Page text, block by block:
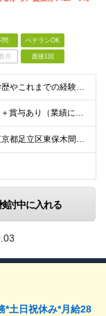
問 ベテランOK
月 面接1回
職種・業界未経験歓迎！ 学歴やこれまでの経験は一切問いません。40代以上のスタッフも多数活躍中です。 ■普通自動車免許をお持ちの方（AT限定可） 【以下のような方にピッタリ！】 ・自信をもってサー
月給33万円以上＋各種手当＋賞与あり（業績による） ※経験・年齢・能力などを考慮の上決定します。 ※上記には固定残業代を含みます。詳細の金額については面接でお話しします。 ※3ヶ月の試用期間がありま
足立区で働く／転勤なし 東京都足立区東保木間2-25-3 ┗ご依頼者の葬儀場所によっては直行直帰が可能です。 (変更の範囲)上記を除く当社関連勤務地
討中に入れる
*土日祝休み*月給28